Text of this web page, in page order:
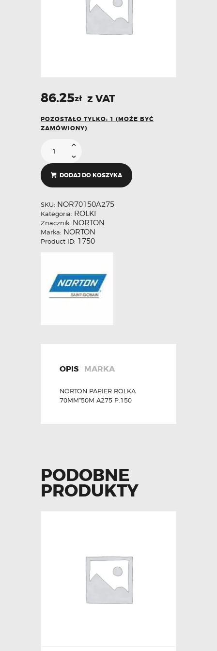
86.25zł z VAT
POZOSTAŁO TYLKO: 1 (MOŻE BYĆ
ZAMÓWIONY)
DODAJ DO KOSZYKA
SKU: NOR70150A275
Kategoria: ROLKI
Znacznik: NORTON
Marka: NORTON
Product ID: 1750
OPIS MARKA
NORTON PAPIER ROLKA
70MM*50M A275 P.150
PODOBNE
PRODUKTY